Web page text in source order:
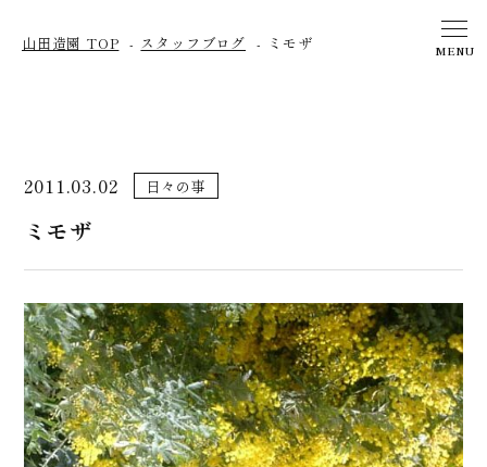
MENU
山田造園 TOP スタッフブログ ミモザ
2011.03.02 日々の事
ミモザ